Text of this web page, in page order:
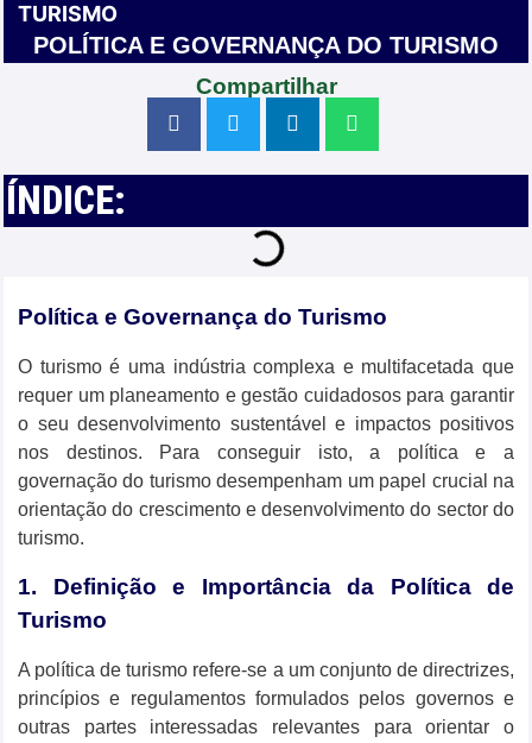
TURISMO
POLÍTICA E GOVERNANÇA DO TURISMO
Compartilhar
ÍNDICE:
Política e Governança do Turismo
O turismo é uma indústria complexa e multifacetada que
requer um planeamento e gestão cuidadosos para garantir
o seu desenvolvimento sustentável e impactos positivos
nos destinos. Para conseguir isto, a política e a
governação do turismo desempenham um papel crucial na
orientação do crescimento e desenvolvimento do sector do
turismo.
1. Definição e Importância da Política de
Turismo
A política de turismo refere-se a um conjunto de directrizes,
princípios e regulamentos formulados pelos governos e
outras partes interessadas relevantes para orientar o